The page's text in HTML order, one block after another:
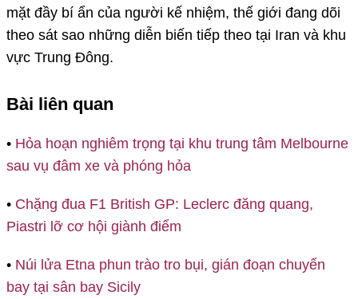
mặt đầy bí ẩn của người kế nhiệm, thế giới đang dõi
theo sát sao những diễn biến tiếp theo tại Iran và khu
vực Trung Đông.
Bài liên quan
• Hỏa hoạn nghiêm trọng tại khu trung tâm Melbourne
sau vụ đâm xe và phóng hỏa
• Chặng đua F1 British GP: Leclerc đăng quang,
Piastri lỡ cơ hội giành điểm
• Núi lửa Etna phun trào tro bụi, gián đoạn chuyến
bay tại sân bay Sicily